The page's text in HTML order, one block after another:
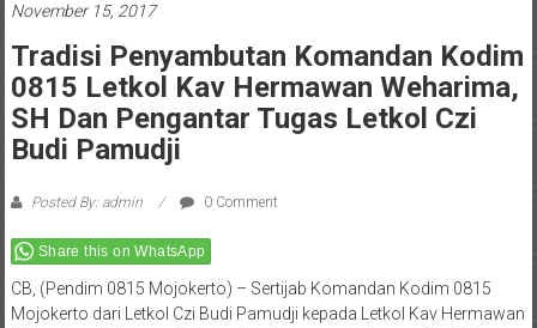
November 15, 2017
Tradisi Penyambutan Komandan Kodim
0815 Letkol Kav Hermawan Weharima,
SH Dan Pengantar Tugas Letkol Czi
Budi Pamudji
Posted By: admin 0 Comment
Share this on WhatsApp
CB, (Pendim 0815 Mojokerto) – Sertijab Komandan Kodim 0815
Mojokerto dari Letkol Czi Budi Pamudji kepada Letkol Kav Hermawan